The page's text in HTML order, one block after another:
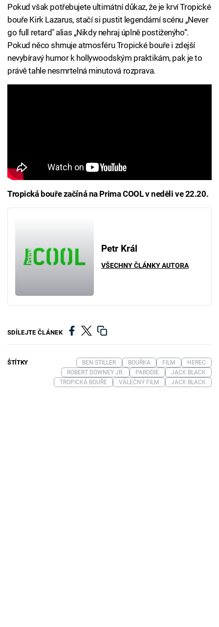
Pokud však potřebujete ultimátní důkaz, že je krví Tropické
bouře Kirk Lazarus, stačí si pustit legendární scénu „Never
go full retard" alias „Nikdy nehraj úplně postiženýho“.
Pokud něco shrnuje atmosféru Tropické bouře i zdejší
nevybíravý humor k hollywoodským praktikám, pak je to
právě tahle nesmrtelná minutová rozprava.
Tropická bouře začíná na Prima COOL v neděli ve 22.20.
Petr Král
VŠECHNY ČLÁNKY AUTORA
SDÍLEJTE ČLÁNEK
ŠTÍTKY BEN STILLER BOUŘKA FILM
HEREC
ROBERT DOWNEY JR.
PARODIE
JACK BLACK
TROPICKÁ BOUŘE
VÁLEČNÝ FILM JACK BLACK